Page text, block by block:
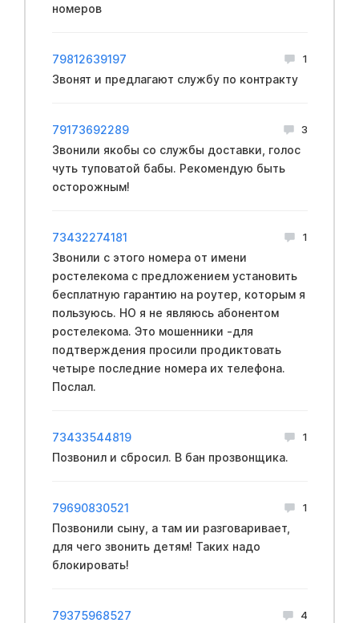
номеров
79812639197 1
Звонят и предлагают службу по контракту
79173692289 3
Звонили якобы со службы доставки, голос
чуть туповатой бабы. Рекомендую быть
осторожным!
73432274181 1
Звонили с этого номера от имени
ростелекома с предложением установить
бесплатную гарантию на роутер, которым я
пользуюсь. НО я не являюсь абонентом
ростелекома. Это мошенники -для
подтверждения просили продиктовать
четыре последние номера их телефона.
Послал.
73433544819 1
Позвонил и сбросил. В бан прозвонщика.
79690830521 1
Позвонили сыну, а там ии разговаривает,
для чего звонить детям! Таких надо
блокировать!
79375968527 4